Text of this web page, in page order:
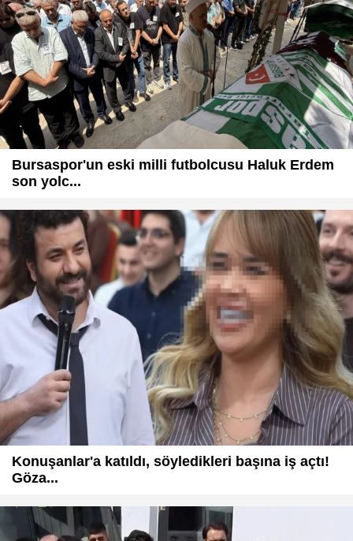
Bursaspor'un eski milli futbolcusu Haluk Erdem
son yolc...
Konuşanlar'a katıldı, söyledikleri başına iş açtı!
Göza...